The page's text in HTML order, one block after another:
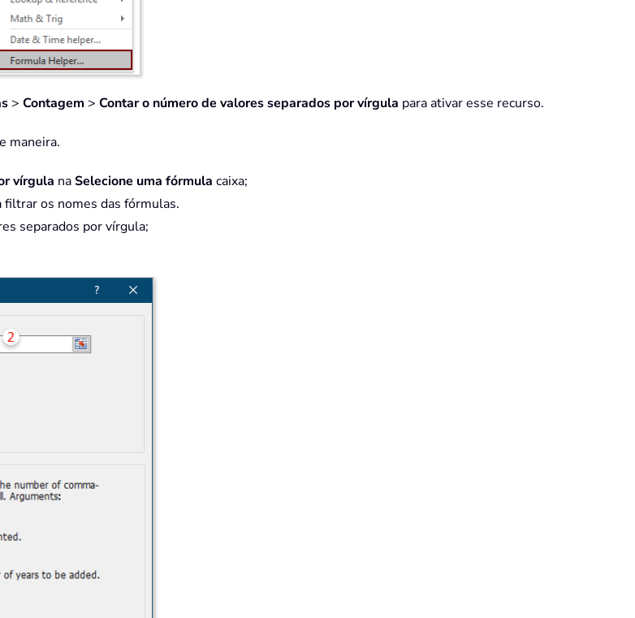
> Contagem > Contar o número de valores separados por vírgula para ativar esse recurso.
maneira.
vírgula naSelecione uma fórmula caixa;
filtrar os nomes das fórmulas.
separados por vírgula;